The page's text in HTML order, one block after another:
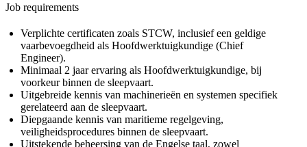
Job requirements
Verplichte certificaten zoals STCW, inclusief een geldige
vaarbevoegdheid als Hoofdwerktuigkundige (Chief
Engineer).
Minimaal 2 jaar ervaring als Hoofdwerktuigkundige, bij
voorkeur binnen de sleepvaart.
Uitgebreide kennis van machinerieën en systemen specifiek
gerelateerd aan de sleepvaart.
Diepgaande kennis van maritieme regelgeving,
veiligheidsprocedures binnen de sleepvaart.
Uitstekende beheersing van de Engelse taal, zowel